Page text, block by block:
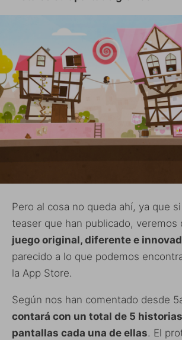
Pero al cosa no queda ahí, ya que
teaser que han publicado, veremos
juego original, diferente e
parecido a lo que podemos
la App Store.
Según nos han comentado desde
contará con un total de 5
pantallas cada una de ellas. El